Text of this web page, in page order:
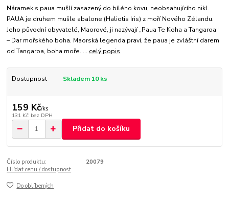
Náramek s paua mušlí zasazený do bílého kovu, neobsahujícího nikl.
PAUA je druhem mušle abalone (Haliotis Iris) z moří Nového Zélandu.
Jeho původní obyvatelé, Maorové, ji nazývají „Paua Te Koha a Tangaroa“
– Dar mořského boha. Maorská legenda praví, že paua je zvláštní darem
od Tangaroa, boha moře. ... celý popis
Dostupnost Skladem 10 ks
159 Kč/ks
131 Kč bez DPH
Přidat do košíku
Číslo produktu:
20079
Hlídat cenu / dostupnost
Do oblíbených